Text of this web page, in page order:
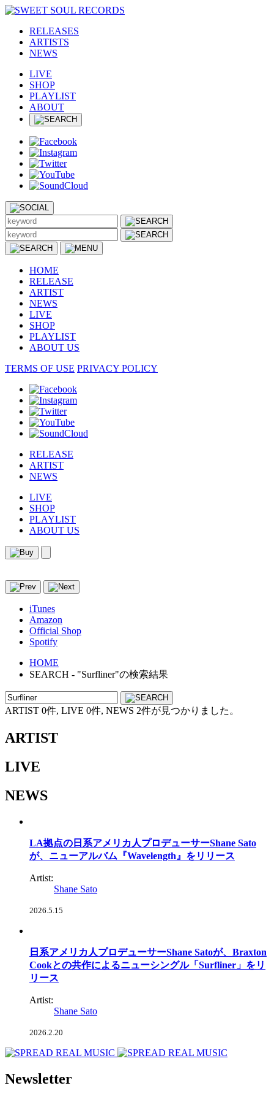
RELEASES
ARTISTS
NEWS
LIVE
SHOP
PLAYLIST
ABOUT
HOME
RELEASE
ARTIST
NEWS
LIVE
SHOP
PLAYLIST
ABOUT US
TERMS OF USE PRIVACY POLICY
RELEASE
ARTIST
NEWS
LIVE
SHOP
PLAYLIST
ABOUT US
iTunes
Amazon
Official Shop
Spotify
HOME
SEARCH - "Surfliner"の検索結果
ARTIST 0件, LIVE 0件, NEWS 2件が見つかりました。
ARTIST
LIVE
NEWS
LA拠点の日系アメリカ人プロデューサーShane Sato
が、ニューアルバム『Wavelength』をリリース
Artist:
Shane Sato
2026.5.15
日系アメリカ人プロデューサーShane Satoが、Braxton
Cookとの共作によるニューシングル「Surfliner」をリ
リース
Artist:
Shane Sato
2026.2.20
Newsletter